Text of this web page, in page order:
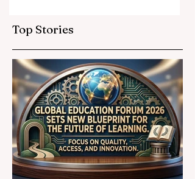
Top Stories